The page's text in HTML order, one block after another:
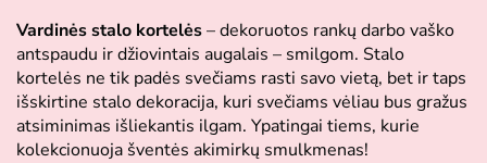
Vardinės stalo kortelės– dekoruotos rankų darbo vaško
antspaudu ir džiovintais augalais – smilgom. Stalo
kortelės ne tik padės svečiams rasti savo vietą, bet ir taps
išskirtine stalo dekoracija, kuri svečiams vėliau bus gražus
atsiminimas išliekantis ilgam. Ypatingai tiems, kurie
kolekcionuoja šventės akimirkų smulkmenas!